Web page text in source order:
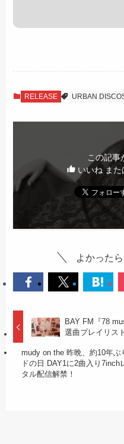
RELEASE URBAN
この記事
いいね ま
よかった
BAY FM『78
選曲プレイリス
mudy on the 昨晩、約10年ぶ
ドの日 DAY1に2曲入り7inch
タル配信解禁！